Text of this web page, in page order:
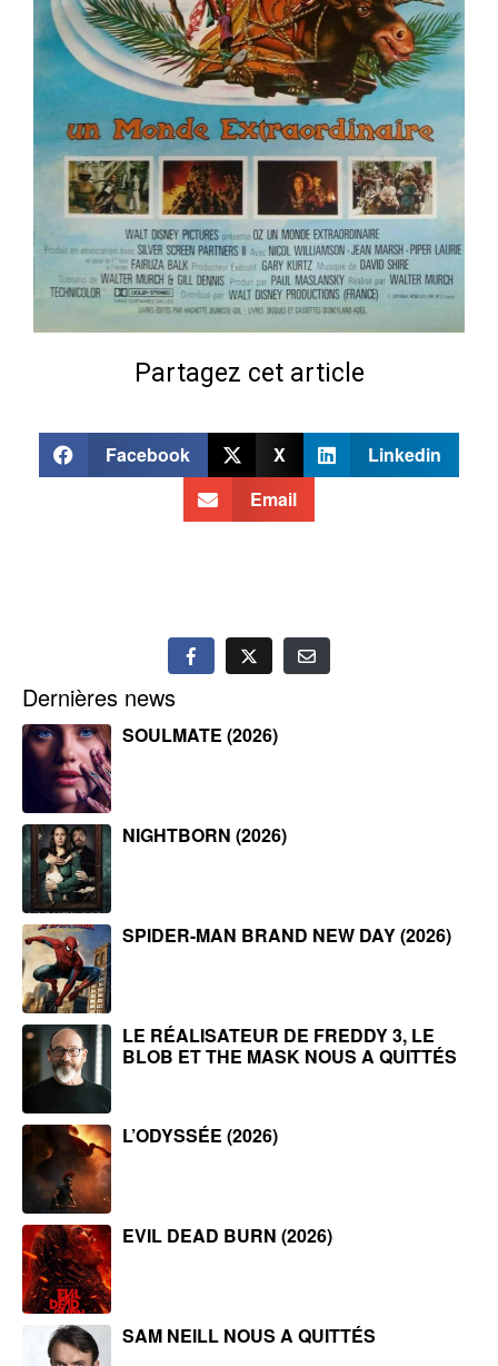
Partagez cet article
Facebook X
Linkedin
Email
Dernières news
SOULMATE (2026)
NIGHTBORN (2026)
SPIDER-MAN BRAND NEW DAY (2026)
LE RÉALISATEUR DE FREDDY 3, LE
BLOB ET THE MASK NOUS A QUITTÉS
L’ODYSSÉE (2026)
EVIL DEAD BURN (2026)
SAM NEILL NOUS A QUITTÉS